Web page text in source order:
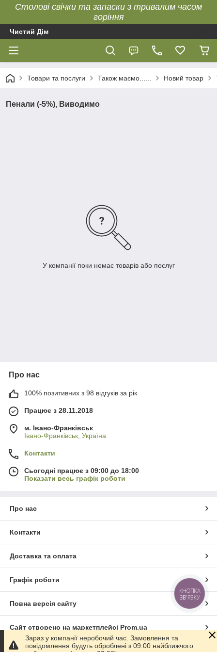
Столові свічки та запаски з тривалим часом
горіння
Чистий Дім
Товари та послуги Також маємо...... Новий товар
Пенали (-5%), Виводимо
У компанії поки немає товарів або послуг
Про нас
100% позитивних з 98 відгуків за рік
Працює з 28.11.2018
м. Івано-Франківськ
Івано-Франківськ, Україна
Контакти
Сьогодні працює з 09:00 до 18:00
Показати весь графік роботи
Про нас
Контакти
Доставка та оплата
Графік роботи
Повна версія сайту
Сайт створено на маркетплейсі Prom.ua
Зараз у компанії неробочий час. Замовлення та
повідомлення будуть оброблені з 09:00 найближчого
КНОПКА
ЗВ'ЯЗКУ